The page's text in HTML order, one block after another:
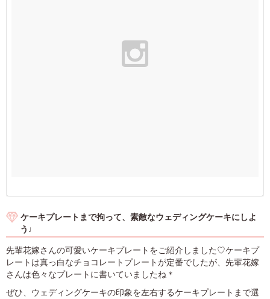
ケーキプレートまで拘って、素敵なウェディングケーキにしよ
う♩
先輩花嫁さんの可愛いケーキプレートをご紹介しました♡ケーキプ
レートは真っ白なチョコレートプレートが定番でしたが、先輩花嫁
さんは色々なプレートに書いていましたね＊
ぜひ、ウェディングケーキの印象を左右するケーキプレートまで選